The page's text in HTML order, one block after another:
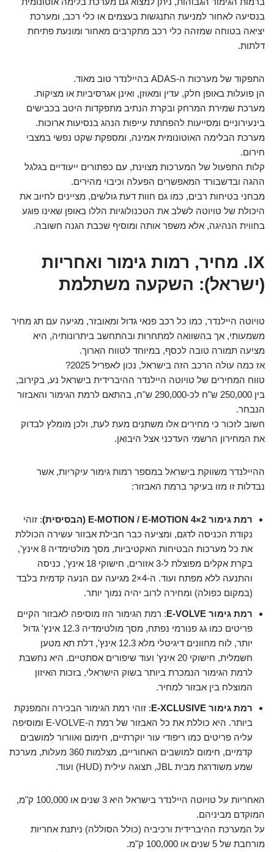
בנסיעה לאחור למניעת התנגשות בעצמים או כלי רכב, ומערכת
יציאה בטוחה שמזהה כלי רכב מתקרבים מאחור ומונעת פתיחת
דלתות.
התפקוד של מערכות ה-ADAS בהיילנדר טוב מאוד.
הן פועלות באופן חלק, עדין ומאוזן, ואינן אגרסיביות או מציקות.
מערכת שמירת המרחק ובקרת הנתיב מתפקדות היטב בכבישים
בינעירוניים ומסייעות להפחתת עייפות הנהג בנסיעות ארוכות.
מערכת הבלימה האוטונומית אמינה, ומספקת שקט נפשי במצבי
חירום.
קלות התפעול של המערכות מצוינת, עם כפתורים ייעודיים בגלגל
ההגה ובדשבורד המאפשרים הפעלה וכיבוי מהירים.
מבחני בטיחות רבים, כמו גם חוות דעת גולשים, מציינים לחיוב את
היכולת של טויוטה לשלב את הטכנולוגיות הללו באופן שאינו פוגע
בחווית הנהיגה, אלא משפר אותה ומוסיף שכבת הגנה חשובה.
IX. מחיר, רמות גימור ואחריות
(ישראל): השקעה משתלמת
טויוטה היילנדר, כמו כל רכב פנאי גדול ומאובזר, מגיעה עם תג מחיר
משמעותי, אך בהשוואה למתחרות ובהתחשב ביתרונותיה, היא
מציעה תמורה טובה לכסף, במיוחד לטווח הארוך.
אז כמה עולה הרכב הזה בישראל, נכון לאפריל 2025?
טווח המחירים של טויוטה היילנדר ההיברידית בישראל נע, בקירוב,
בין 250,000 ש"ח לכ-290,000 ש"ח, בהתאם לרמת הגימור והאבזור
הנבחר.
חשוב לזכור כי מחירים אלו משתנים מעת לעת, ולכן מומלץ לבדוק
את המחירון הרשמי העדכני אצל היבואן.
ההיילנדר משווקת בישראל במספר רמות גימור עיקריות, אשר
נבדלות זו מזו בעיקר ברמת האבזור:
רמת גימור E-MOTION / E-MOTION 4×2 (הבסיסית)
: זוהי
נקודת הכניסה לדגם, ומציעה כבר חבילת אבזור עשירה הכוללת
את כל מערכות הבטיחות האקטיביות, מסך מולטימדיה 8 אינץ',
בקרת אקלים מפוצלת ל-3 אזורים, חישוקי 18 אינץ', כניסה
והתנעה ללא מפתח ועוד. ה-4×2 מגיעה עם הנעה קדמית בלבד
(במקום כפולה) ומחירה לרוב יהיה נמוך יותר.
רמת גימור E-VOLVE
: רמת הגימור הזו מוסיפה לאבזור הקיים
פריטים כמו גג פנורמי נפתח, מסך מולטימדיה 12.3 אינץ' גדול
יותר, לוח מחוונים דיגיטלי מלא 12.3 אינץ', דלת תא מטען
חשמלית, חישוקי 20 אינץ' ועוד שיפורים אסתטיים. היא נחשבת
לרמת הגימור הנמכרת ביותר בשוק הישראלי, בזכות האיזון
המוצלח בין אבזור למחיר.
רמת גימור E-XCLUSIVE
: זוהי רמת הגימור הבכירה והמפנקת
ביותר. היא כוללת את כל האבזור של רמת ה-E-VOLVE ומוסיפה
עליה פריטים כמו ריפודי עור יוקרתיים, חימום ואוורור למושבים
קדמיים, חימום למושבים האחוריים, מצלמות 360 מעלות, מערכת
שמע משודרגת מבית JBL, תצוגה עילית (HUD) ועוד.
האחריות על טויוטה היילנדר בישראל היא 3 שנים או 100,000 ק"מ,
המוקדם מביניהם.
על המערכת ההיברידית ורכיביה (כולל הסוללה) ניתנת אחריות
מורחבת של 5 שנים או 100,000 ק"מ.